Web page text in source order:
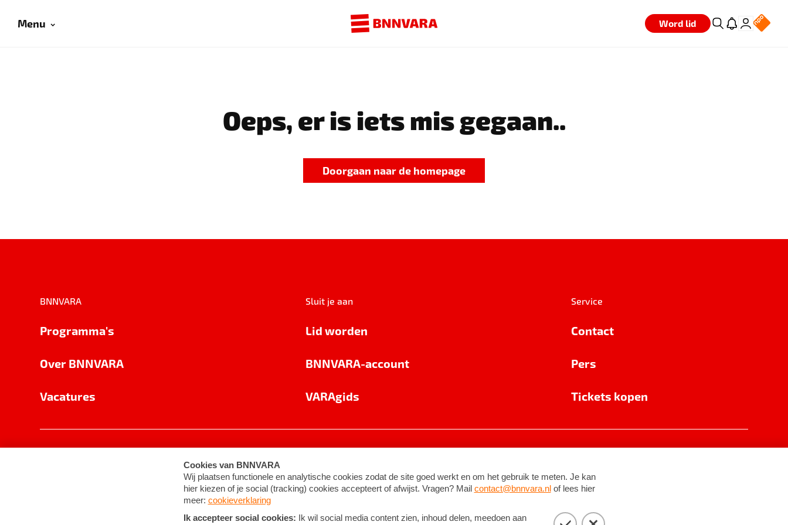
Menu Word lid
Oeps, er is iets mis gegaan..
Doorgaan naar de homepage
BNNVARA
Programma's
Over BNNVARA
Vacatures
Sluit je aan
Lid worden
BNNVARA-account
VARAgids
Service
Contact
Pers
Tickets kopen
Cookie-instellingen Algemene voorwaarden ©2026BNNVARA